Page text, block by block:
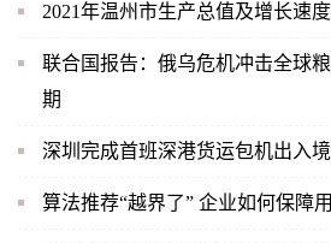
2021年温州市生产总值及增长速
联合国报告：俄乌危机冲击全球
期
深圳完成首班深港货运包机出入
算法推荐“越界了” 企业如何保障